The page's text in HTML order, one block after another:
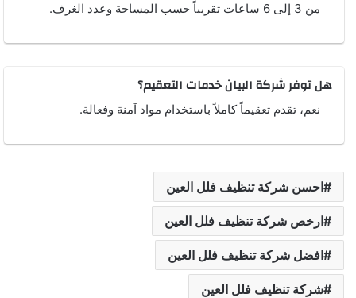
من 3 إلى 6 ساعات تقريباً حسب المساحة وعدد الغرف.
هل توفر شركة البيان خدمات التعقيم؟
نعم، تقدم تعقيماً كاملاً باستخدام مواد آمنة وفعالة.
احسن شركة تنظيف فلل العين
ارخص شركة تنظيف فلل العين
افضل شركة تنظيف فلل العين
شركة تنظيف فلل العين